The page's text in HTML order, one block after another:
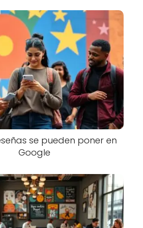
se pueden poner en
Google